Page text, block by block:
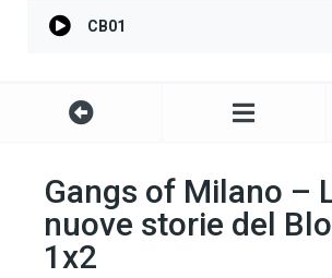
CB01
Gangs of Milano –
nuove storie del
1x2